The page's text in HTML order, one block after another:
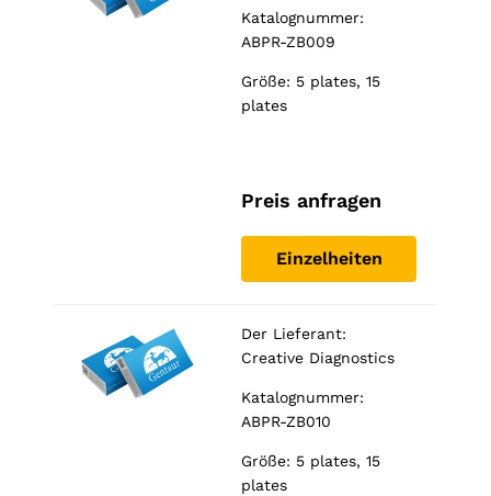
Katalognummer:
ABPR-ZB009
Größe: 5 plates, 15
plates
Preis anfragen
Einzelheiten
Der Lieferant:
Creative Diagnostics
Katalognummer:
ABPR-ZB010
Größe: 5 plates, 15
plates
sehen.